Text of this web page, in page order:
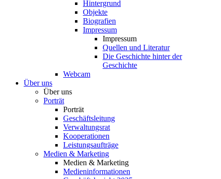
Hintergrund
Objekte
Biografien
Impressum
Impressum
Quellen und Literatur
Die Geschichte hinter der
Geschichte
Webcam
Über uns
Über uns
Porträt
Porträt
Geschäftsleitung
Verwaltungsrat
Kooperationen
Leistungsaufträge
Medien & Marketing
Medien & Marketing
Medieninformationen